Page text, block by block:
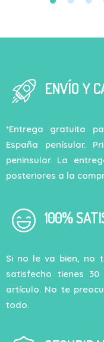
ENVÍO Y
*Entrega gratuita
España penísular.
peninsular. La
posteriores a la
100%
Si no le va bien, no
satisfecho tienes
artículo. No te
todo.